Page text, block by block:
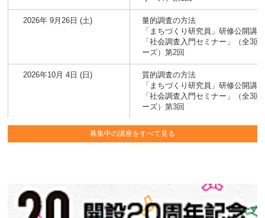
2026年 9月26日 (土)
量的調査の方法
「まちづくり研究員」研修公開講座
「社会調査入門セミナー」（全3回
ーズ）第2回
2026年10月 4日 (日)
質的調査の方法
「まちづくり研究員」研修公開講座
「社会調査入門セミナー」（全3回
ーズ）第3回
募集中の講座をすべて見る